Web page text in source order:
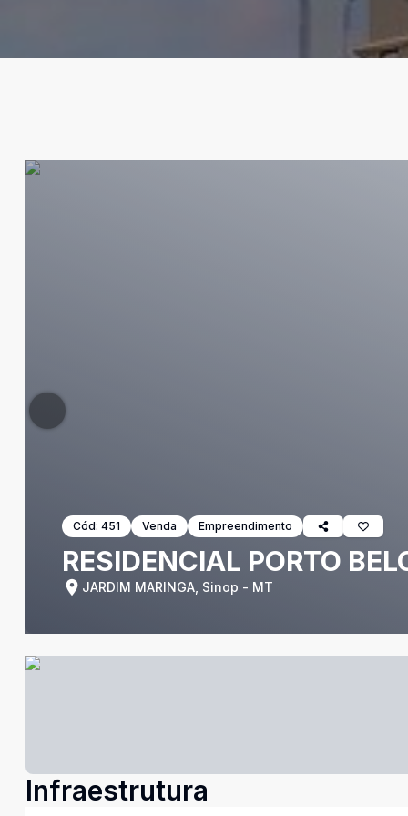
Cód: 451 Venda Empreendimento
RESIDENCIAL PORTO
JARDIM MARINGA, Sinop - MT
Infraestrutura